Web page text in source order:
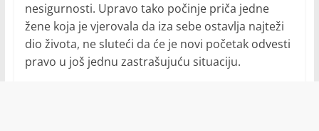
nesigurnosti. Upravo tako počinje priča jedne
žene koja je vjerovala da iza sebe ostavlja najteži
dio života, ne sluteći da će je novi početak odvesti
pravo u još jednu zastrašujuću situaciju.